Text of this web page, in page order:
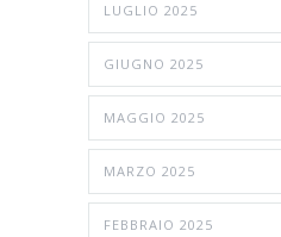
LUGLIO 2025
GIUGNO 2025
MAGGIO 2025
MARZO 2025
FEBBRAIO 2025